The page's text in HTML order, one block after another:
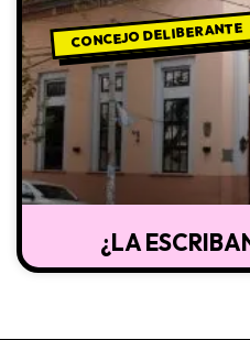
CONCEJO DELIBERANTE
¿LA